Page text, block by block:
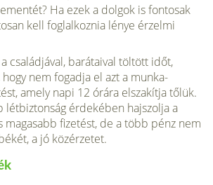
Ha ezek a dolgok is fontosak
kell foglalkoznia lénye érzelmi
családjával, barátaival töltött időt,
nem fogadja el azt a munka­
amely napi 12 órára elszakítja tőlük.
létbiztonság érdekében hajszol­ja a
magasabb fizetést, de a több pénz nem
a jó közérzetet.